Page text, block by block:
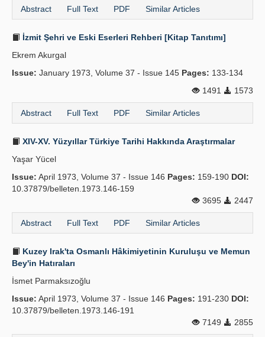
Abstract Full Text PDF Similar Articles
İzmit Şehri ve Eski Eserleri Rehberi [Kitap Tanıtımı]
Ekrem Akurgal
Issue: January 1973, Volume 37 - Issue 145 Pages: 133-134
1491
1573
Abstract Full Text PDF Similar Articles
XIV-XV. Yüzyıllar Türkiye Tarihi Hakkında Araştırmalar
Yaşar Yücel
Issue: April 1973, Volume 37 - Issue 146 Pages: 159-190 DOI:
10.37879/belleten.1973.146-159
3695
2447
Abstract Full Text PDF Similar Articles
Kuzey Irak'ta Osmanlı Hâkimiyetinin Kuruluşu ve Memun
Bey'in Hatıraları
İsmet Parmaksızoğlu
Issue: April 1973, Volume 37 - Issue 146 Pages: 191-230 DOI:
10.37879/belleten.1973.146-191
7149
2855